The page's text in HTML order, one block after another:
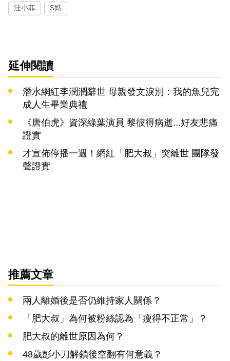
汪小菲 S媽
延伸閱讀
潛水網紅李潤潤辭世 母親發文淚別：我的魚兒完
成人生畢業典禮
《唐伯虎》資深綠葉演員 黎彼得病逝...好友悲痛
證實
才宣佈停播一週！網紅「肥大叔」突離世 團隊發
聲證實
推薦文章
兩人離婚後是否仍維持家人關係？
「肥大叔」為何被粉絲認為「瘦得不正常」？
肥大叔的離世原因為何？
48歲彭小刀解鎖後空翻有何意義？